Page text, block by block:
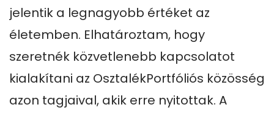
jelentik a legnagyobb értéket az
életemben. Elhatároztam, hogy
szeretnék közvetlenebb kapcsolatot
kialakítani az OsztalékPortfóliós közösség
azon tagjaival, akik erre nyitottak. A